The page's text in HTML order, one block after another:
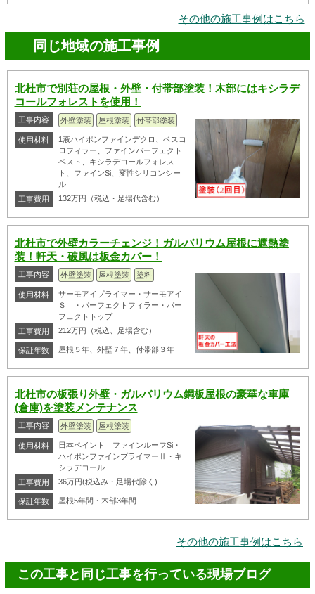
その他の施工事例はこちら
同じ地域の施工事例
北杜市で別荘の屋根・外壁・付帯部塗装！木部にはキシラデ
コールフォレストを使用！
工事内容 外壁塗装 屋根塗装 付帯部塗装
使用材料
1液ハイポンファインデクロ、ベスコ
ロフィラー、ファインパーフェクト
ベスト、キシラデコールフォレス
ト、ファインSi、変性シリコンシー
ル
工事費用
132万円（税込・足場代含む）
北杜市で外壁カラーチェンジ！ガルバリウム屋根に遮熱塗
装！軒天・破風は板金カバー！
工事内容 外壁塗装 屋根塗装 塗料
使用材料
サーモアイプライマー・サーモアイ
Ｓｉ・パーフェクトフィラー・パー
フェクトトップ
工事費用
212万円（税込、足場含む）
保証年数 屋根５年、外壁７年、付帯部３年
北杜市の板張り外壁・ガルバリウム鋼板屋根の豪華な車庫
(倉庫)を塗装メンテナンス
工事内容 外壁塗装 屋根塗装
使用材料
日本ペイント ファインルーフSi・
ハイポンファインプライマーⅡ・キ
シラデコール
工事費用
36万円(税込み・足場代除く)
保証年数 屋根5年間・木部3年間
その他の施工事例はこちら
この工事と同じ工事を行っている現場ブログ